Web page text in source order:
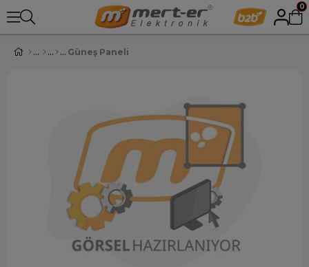
0
Güneş Paneli